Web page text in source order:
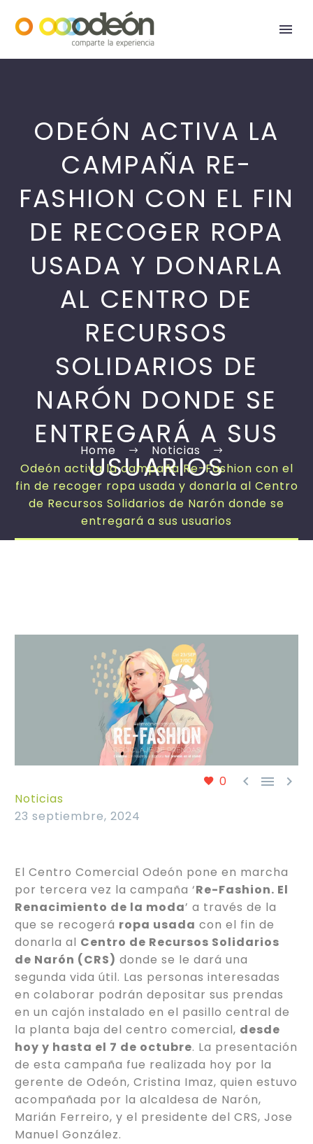
ODEÓN ACTIVA LA
CAMPAÑA RE-
FASHION CON EL FIN
DE RECOGER ROPA
USADA Y DONARLA
AL CENTRO DE
RECURSOS
SOLIDARIOS DE
NARÓN DONDE SE
ENTREGARÁ A SUS
USUARIOS
Home
Noticias
Odeón activa la campaña Re-Fashion con el
fin de recoger ropa usada y donarla al Centro
de Recursos Solidarios de Narón donde se
entregará a sus usuarios
0   
Noticias
23 septiembre, 2024
El Centro Comercial Odeón pone en marcha
por tercera vez la campaña ‘Re-Fashion. El
Renacimiento de la moda’ a través de la
que se recogerá ropa usada con el fin de
donarla al Centro de Recursos Solidarios
de Narón (CRS) donde se le dará una
segunda vida útil. Las personas interesadas
en colaborar podrán depositar sus prendas
en un cajón instalado en el pasillo central de
la planta baja del centro comercial, desde
hoy y hasta el 7 de octubre. La presentación
de esta campaña fue realizada hoy por la
gerente de Odeón, Cristina Imaz, quien estuvo
acompañada por la alcaldesa de Narón,
Marián Ferreiro, y el presidente del CRS, Jose
Manuel González.